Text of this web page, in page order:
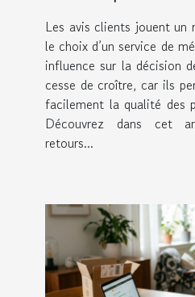
de
Les avis clients jouent un
le choix d’un service de
influence sur la décision
cesse de croître, car ils
facilement la qualité des
Découvrez dans cet
retours...